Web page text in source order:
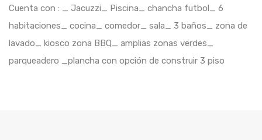
Cuenta con : _ Jacuzzi_ Piscina_ chancha futbol_ 6
habitaciones_ cocina_ comedor_ sala_ 3 baños_ zona de
lavado_ kiosco zona BBQ_ amplias zonas verdes_
parqueadero _plancha con opción de construir 3 piso